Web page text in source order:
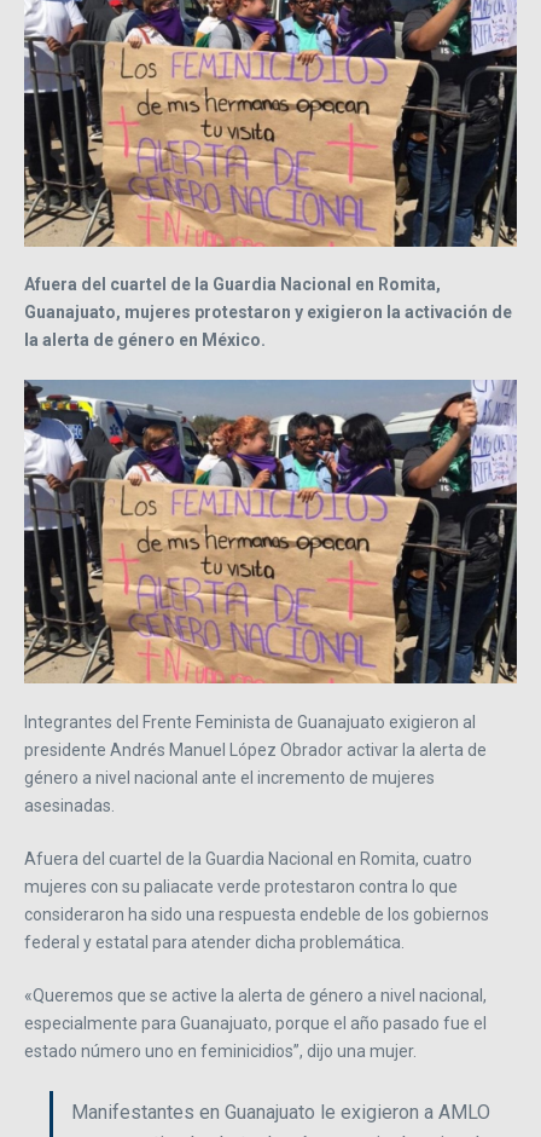
Afuera del cuartel de la Guardia Nacional en Romita,
Guanajuato, mujeres protestaron y exigieron la activación de
la alerta de género en México.
Integrantes del Frente Feminista de Guanajuato exigieron al
presidente Andrés Manuel López Obrador activar la alerta de
género a nivel nacional ante el incremento de mujeres
asesinadas.
Afuera del cuartel de la Guardia Nacional en Romita, cuatro
mujeres con su paliacate verde protestaron contra lo que
consideraron ha sido una respuesta endeble de los gobiernos
federal y estatal para atender dicha problemática.
«Queremos que se active la alerta de género a nivel nacional,
especialmente para Guanajuato, porque el año pasado fue el
estado número uno en feminicidios”, dijo una mujer.
Manifestantes en Guanajuato le exigieron a AMLO